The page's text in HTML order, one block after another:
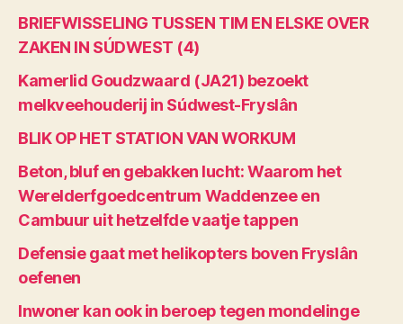
BRIEFWISSELING TUSSEN TIM EN ELSKE OVER
ZAKEN IN SÚDWEST (4)
Kamerlid Goudzwaard (JA21) bezoekt
melkveehouderij in Súdwest-Fryslân
BLIK OP HET STATION VAN WORKUM
Beton, bluf en gebakken lucht: Waarom het
Werelderfgoedcentrum Waddenzee en
Cambuur uit hetzelfde vaatje tappen
Defensie gaat met helikopters boven Fryslân
oefenen
Inwoner kan ook in beroep tegen mondelinge